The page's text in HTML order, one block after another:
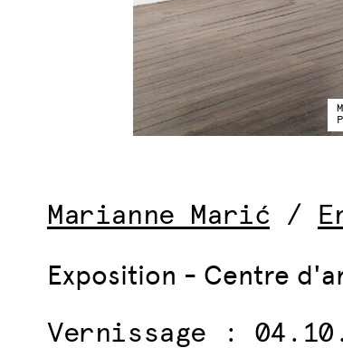
Marianne Marić /
Exposition - Centre
Vernissage :